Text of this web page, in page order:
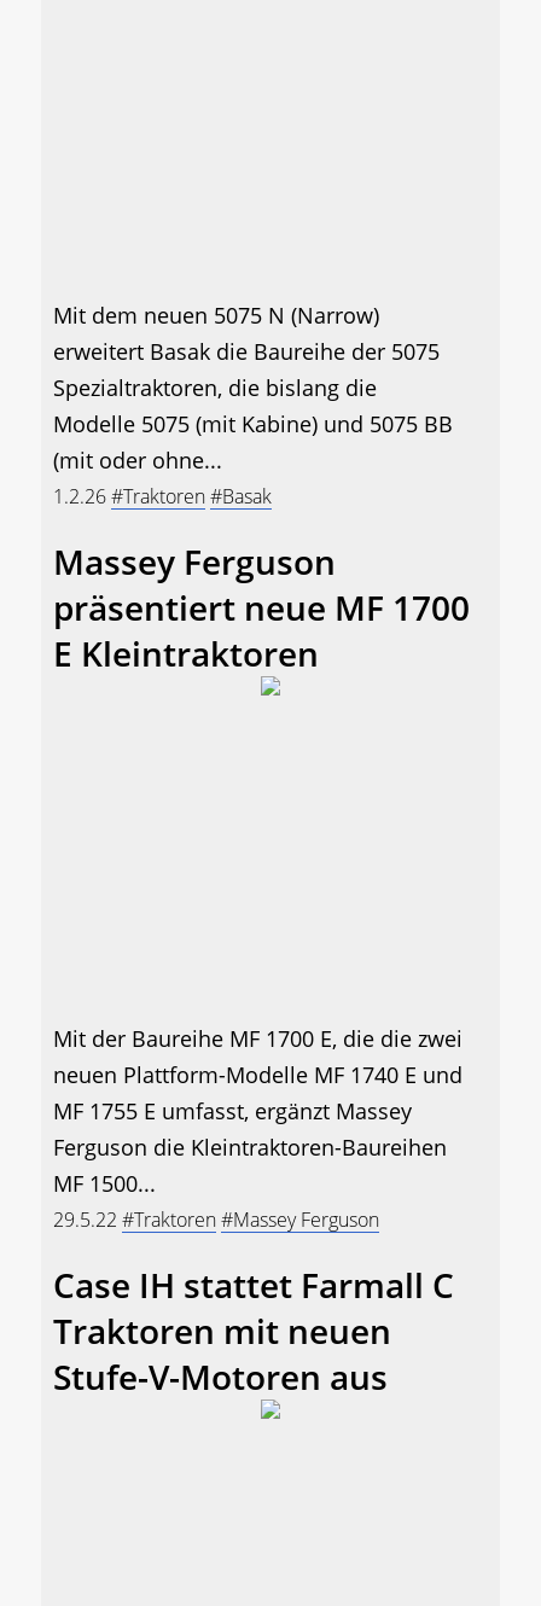
Mit dem neuen 5075 N (Narrow)
erweitert Basak die Baureihe der 5075
Spezialtraktoren, die bislang die
Modelle 5075 (mit Kabine) und 5075 BB
(mit oder ohne...
1.2.26#Traktoren#Basak
Massey Ferguson
präsentiert neue MF 1700
E Kleintraktoren
Mit der Baureihe MF 1700 E, die die zwei
neuen Plattform-Modelle MF 1740 E und
MF 1755 E umfasst, ergänzt Massey
Ferguson die Kleintraktoren-Baureihen
MF 1500...
29.5.22 #Traktoren#Massey Ferguson
Case IH stattet Farmall C
Traktoren mit neuen
Stufe-V-Motoren aus